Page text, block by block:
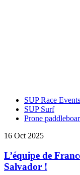
SUP Race Events
SUP Surf
Prone
16 Oct 2025
L’équipe de
Salvador !